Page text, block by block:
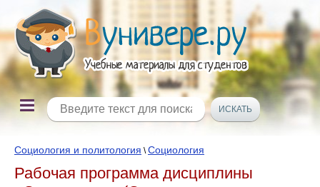
Социология и политология \Социология
Рабочая программа дисциплины